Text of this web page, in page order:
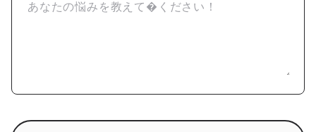
メッセージ(optional)